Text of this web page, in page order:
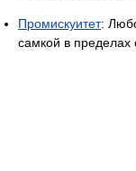
Промискуитет:
самкой в пределах